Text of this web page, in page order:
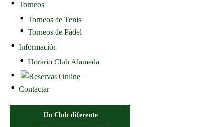
Torneos
Torneos de Tenis
Torneos de Pádel
Información
Horario Club Alameda
Contactar
Un Club diferente